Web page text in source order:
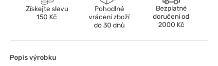
Získejte slevu
150 Kč
Pohodlné
vrácení zboží
do 30 dnů
Bezplatné
doručení od
2000 Kč
Popis výrobku